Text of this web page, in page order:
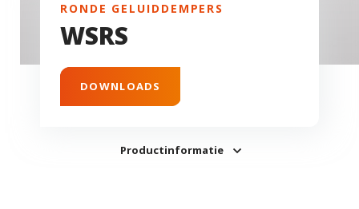
RONDE GELUIDDEMPERS
WSRS
DOWNLOADS
Productinformatie